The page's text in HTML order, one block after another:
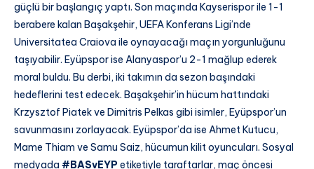
güçlü bir başlangıç yaptı. Son maçında Kayserispor ile 1-1
berabere kalan Başakşehir, UEFA Konferans Ligi’nde
Universitatea Craiova ile oynayacağı maçın yorgunluğunu
taşıyabilir. Eyüpspor ise Alanyaspor’u 2-1 mağlup ederek
moral buldu. Bu derbi, iki takımın da sezon başındaki
hedeflerini test edecek. Başakşehir’in hücum hattındaki
Krzysztof Piatek ve Dimitris Pelkas gibi isimler, Eyüpspor’un
savunmasını zorlayacak. Eyüpspor’da ise Ahmet Kutucu,
Mame Thiam ve Samu Saiz, hücumun kilit oyuncuları. Sosyal
medyada #BASvEYPetiketiyle taraftarlar, maç öncesi